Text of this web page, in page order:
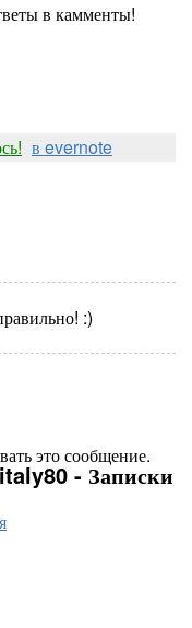
в камменты!
в evernote
:)
это сообщение.
- Записки